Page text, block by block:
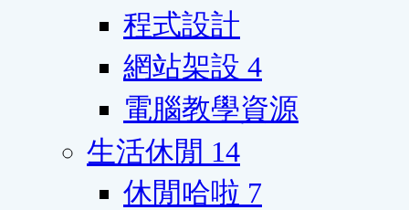
程式設計
網站架設 4
電腦教學資源
生活休閒 14
休閒哈啦 7